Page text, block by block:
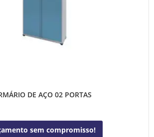
DE AÇO 02 PORTAS
sem compromisso!